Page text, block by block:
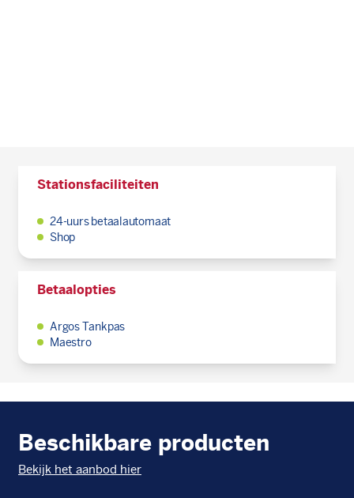
Stationsfaciliteiten
24-uurs betaalautomaat
Shop
Betaalopties
Argos Tankpas
Maestro
Beschikbare producten
Bekijk het aanbod hier